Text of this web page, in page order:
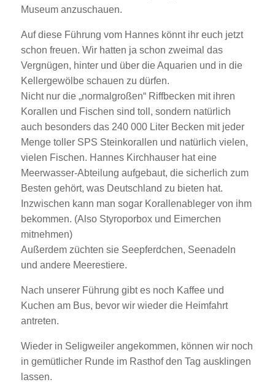
Museum anzuschauen.
Auf diese Führung vom Hannes könnt ihr euch jetzt
schon freuen. Wir hatten ja schon zweimal das
Vergnügen, hinter und über die Aquarien und in die
Kellergewölbe schauen zu dürfen.
Nicht nur die „normalgroßen“ Riffbecken mit ihren
Korallen und Fischen sind toll, sondern natürlich
auch besonders das 240 000 Liter Becken mit jeder
Menge toller SPS Steinkorallen und natürlich vielen,
vielen Fischen. Hannes Kirchhauser hat eine
Meerwasser-Abteilung aufgebaut, die sicherlich zum
Besten gehört, was Deutschland zu bieten hat.
Inzwischen kann man sogar Korallenableger von ihm
bekommen. (Also Styroporbox und Eimerchen
mitnehmen)
Außerdem züchten sie Seepferdchen, Seenadeln
und andere Meerestiere.
Nach unserer Führung gibt es noch Kaffee und
Kuchen am Bus, bevor wir wieder die Heimfahrt
antreten.
Wieder in Seligweiler angekommen, können wir noch
in gemütlicher Runde im Rasthof den Tag ausklingen
lassen.